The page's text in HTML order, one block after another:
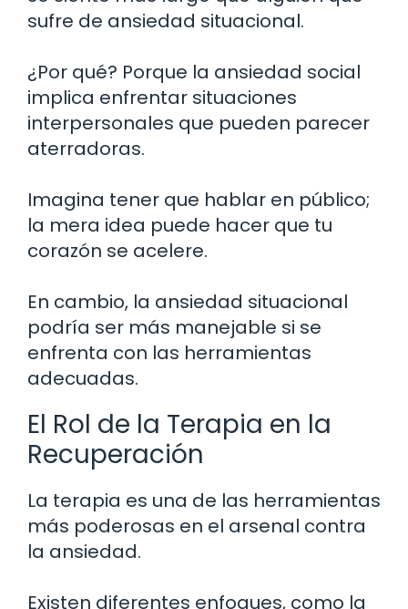
sufre de ansiedad situacional.
¿Por qué? Porque la ansiedad social
implica enfrentar situaciones
interpersonales que pueden parecer
aterradoras.
Imagina tener que hablar en público;
la mera idea puede hacer que tu
corazón se acelere.
En cambio, la ansiedad situacional
podría ser más manejable si se
enfrenta con las herramientas
adecuadas.
El Rol de la Terapia en la
Recuperación
La terapia es una de las herramientas
más poderosas en el arsenal contra
la ansiedad.
Existen diferentes enfoques, como la